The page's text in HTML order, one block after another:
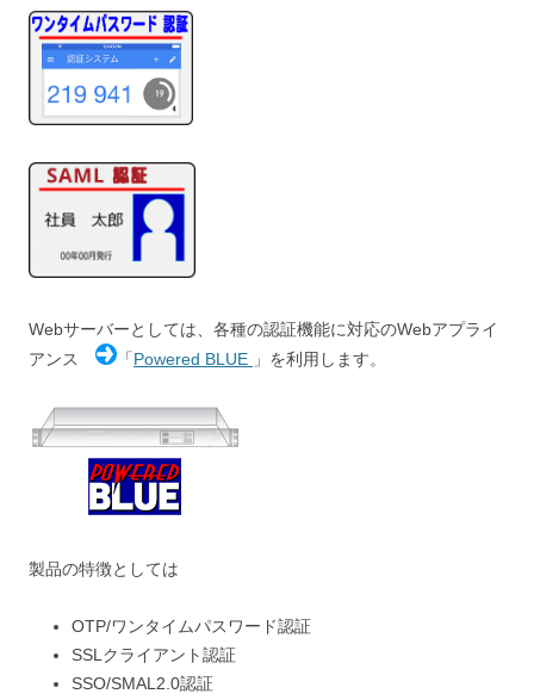
Webサーバーとしては、各種の認証機能に対応のWebアプライ
アンス
「Powered BLUE 」を利用します。
製品の特徴としては
OTP/ワンタイムパスワード認証
SSLクライアント認証
SSO/SMAL2.0認証